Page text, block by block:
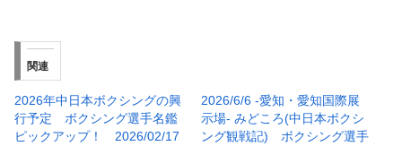
関連
2026年中日本ボクシングの興
行予定 ボクシング選手名鑑
ピックアップ！ 2026/02/17
2026/6/6 -愛知・愛知国際展
示場- みどころ(中日本ボクシ
ング観戦記) ボクシング選手